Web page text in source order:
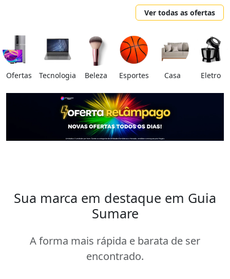
Ver todas as ofertas
Ofertas Tecnologia Beleza Esportes Casa Eletro
Sua marca em destaque em Guia
Sumare
A forma mais rápida e barata de ser
encontrado.